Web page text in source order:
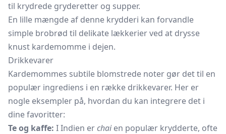
til krydrede gryderetter og supper.
En lille mængde af denne krydderi kan forvandle
simple brobrød til delikate lækkerier ved at drysse
knust kardemomme i dejen.
Drikkevarer
Kardemommes subtile blomstrede noter gør det til en
populær ingrediens i en række drikkevarer. Her er
nogle eksempler på, hvordan du kan integrere det i
dine favoritter:
Te og kaffe: I Indien erchaien populær krydderte, ofte